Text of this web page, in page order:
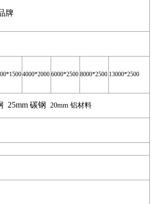
牌
4000*2000 6000*2500 8000*2500 13000*2500
25mm 碳钢 20mm 铝材料